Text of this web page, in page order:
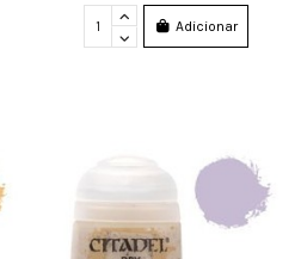
Adicionar